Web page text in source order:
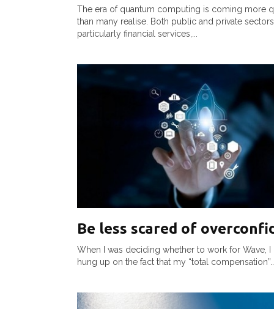
The era of quantum computing is coming more
than many realise. Both public and private
particularly financial services,...
Be less scared of
When I was deciding whether to work for Wave,
hung up on the fact that my “total